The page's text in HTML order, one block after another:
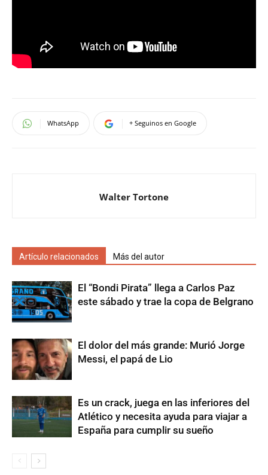
WhatsApp + Seguinos en Google
Walter Tortone
Artículo relacionados Más del autor
El “Bondi Pirata” llega a Carlos Paz
este sábado y trae la copa de Belgrano
El dolor del más grande: Murió Jorge
Messi, el papá de Lio
Es un crack, juega en las inferiores del
Atlético y necesita ayuda para viajar a
España para cumplir su sueño